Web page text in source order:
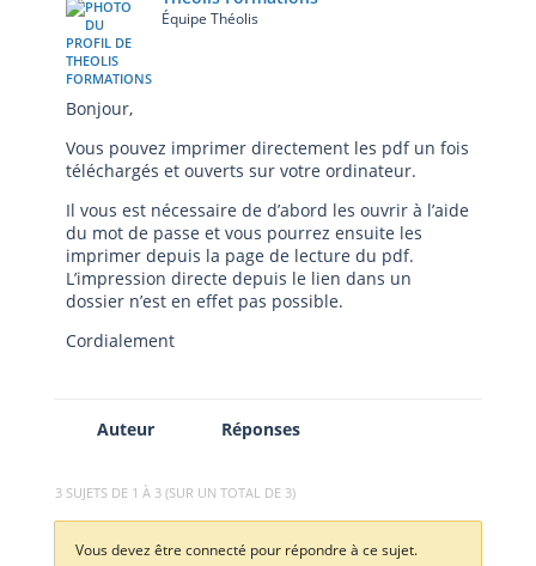
Équipe Théolis
Bonjour,
Vous pouvez imprimer directement les pdf un fois
téléchargés et ouverts sur votre ordinateur.
Il vous est nécessaire de d’abord les ouvrir à l’aide
du mot de passe et vous pourrez ensuite les
imprimer depuis la page de lecture du pdf.
L’impression directe depuis le lien dans un
dossier n’est en effet pas possible.
Cordialement
Auteur Réponses
3 SUJETS DE 1 À 3 (SUR UN TOTAL DE 3)
Vous devez être connecté pour répondre à ce sujet.